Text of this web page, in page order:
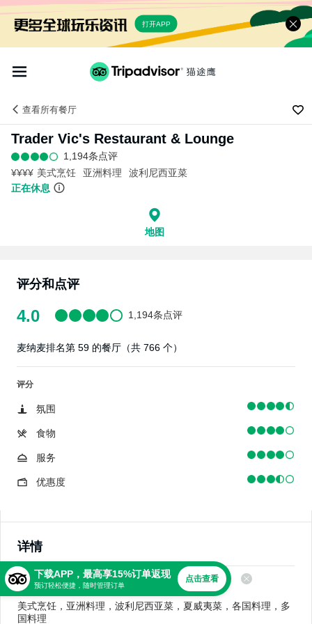
打开APP
查看所有餐厅
Trader Vic's Restaurant & Lounge
1,194条点评
¥¥¥¥ 美式烹饪 亚洲料理
波利尼西亚菜
正在休息
地图
评分和点评
4.0 1,194条点评
麦纳麦排名第 59 的餐厅（共 766 个）
评分
氛围
食物
服务
优惠度
详情
美食
美式烹饪，亚洲料理，波利尼西亚菜，夏威夷菜，各国料理，多
国料理
下载APP，最高享15%订单返现
预订轻松便捷，随时管理订单
点击查看